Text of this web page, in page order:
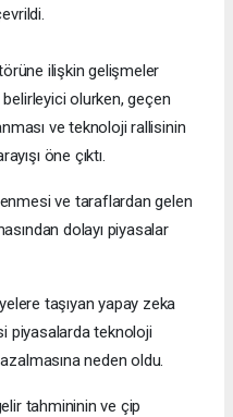
ilişkin gelişmeler
olurken, geçen
ve teknoloji rallisinin
öne çıktı.
ve taraflardan gelen
dolayı piyasalar
taşıyan yapay zeka
piyasalarda teknoloji
neden oldu.
tahmininin ve çip